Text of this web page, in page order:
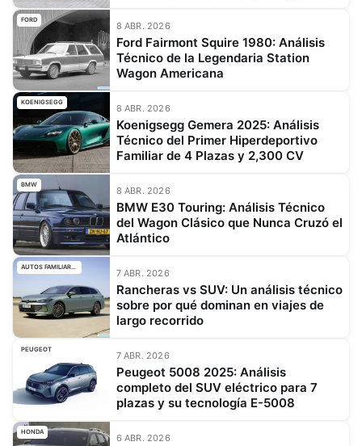
FORD
8 ABR. 2026
Ford Fairmont Squire 1980: Análisis
Técnico de la Legendaria Station
Wagon Americana
KOENIGSEGG
8 ABR. 2026
Koenigsegg Gemera 2025: Análisis
Técnico del Primer Hiperdeportivo
Familiar de 4 Plazas y 2,300 CV
BMW
8 ABR. 2026
BMW E30 Touring: Análisis Técnico
del Wagon Clásico que Nunca Cruzó el
Atlántico
AUTOS FAMILIARES
7 ABR. 2026
Rancheras vs SUV: Un análisis técnico
sobre por qué dominan en viajes de
largo recorrido
PEUGEOT
7 ABR. 2026
Peugeot 5008 2025: Análisis
completo del SUV eléctrico para 7
plazas y su tecnología E-5008
HONDA
6 ABR. 2026